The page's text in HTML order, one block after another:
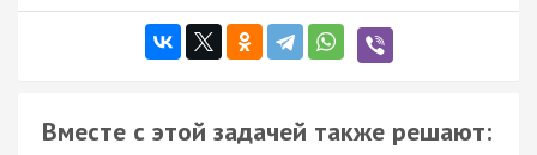
Вместе с этой задачей также решают: